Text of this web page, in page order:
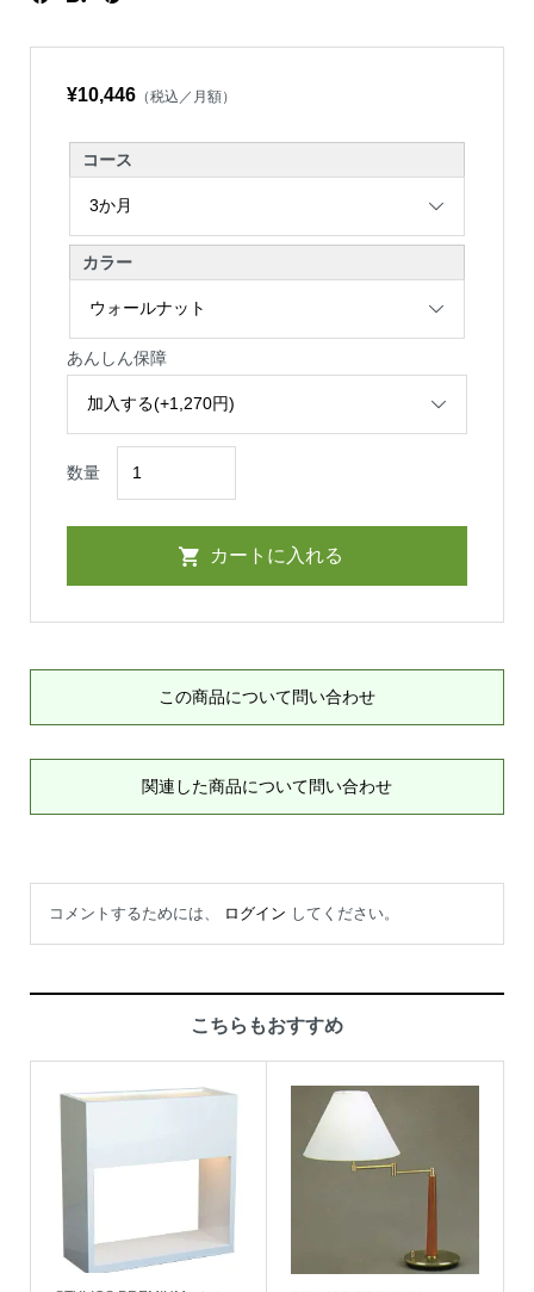
¥10,446（税込／月額）
コース
カラー
あんしん保障
数量
この商品について問い合わせ
関連した商品について問い合わせ
コメントするためには、 ログイン してください。
こちらもおすすめ